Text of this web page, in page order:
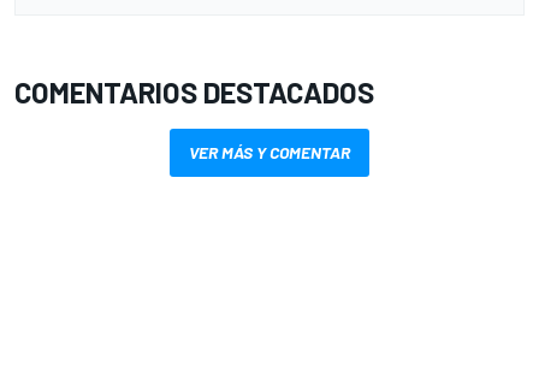
COMENTARIOS DESTACADOS
VER MÁS Y COMENTAR